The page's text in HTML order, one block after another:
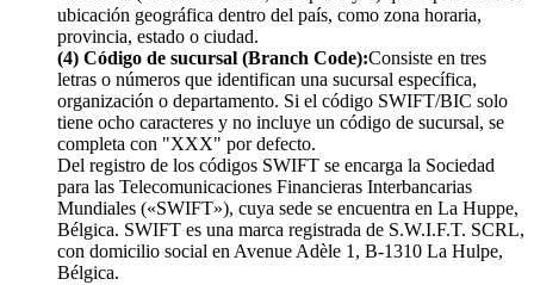
ubicación geográfica dentro del país, como zona horaria,
provincia, estado o ciudad.
(4) Código de sucursal (Branch Code):Consiste en tres
letras o números que identifican una sucursal específica,
organización o departamento. Si el código SWIFT/BIC solo
tiene ocho caracteres y no incluye un código de sucursal, se
completa con "XXX" por defecto.
Del registro de los códigos SWIFT se encarga la Sociedad
para las Telecomunicaciones Financieras Interbancarias
Mundiales («SWIFT»), cuya sede se encuentra en La Huppe,
Bélgica. SWIFT es una marca registrada de S.W.I.F.T. SCRL,
con domicilio social en Avenue Adèle 1, B-1310 La Hulpe,
Bélgica.